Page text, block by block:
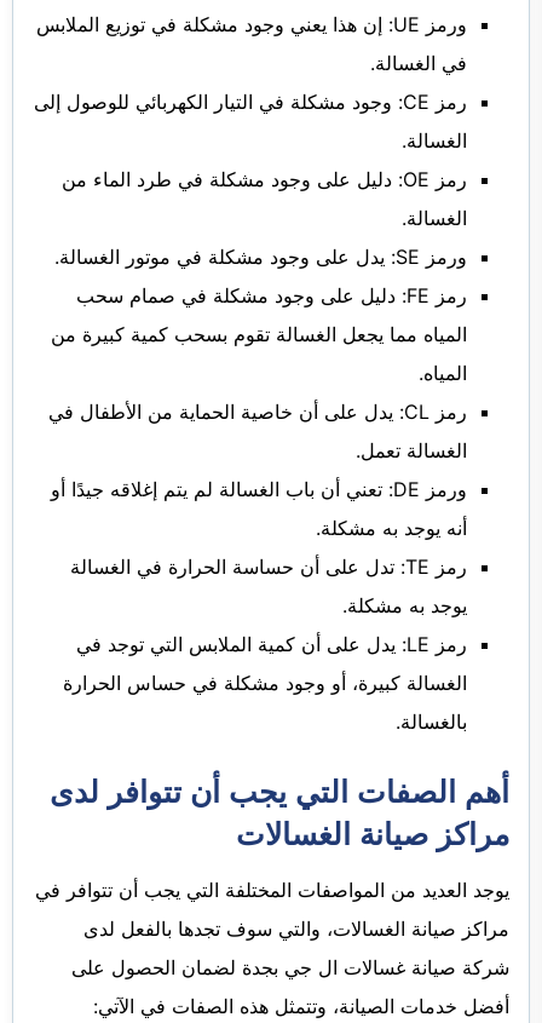
ورمز UE: إن هذا يعني وجود مشكلة في توزيع الملابس
في الغسالة.
رمز CE: وجود مشكلة في التيار الكهربائي للوصول إلى
الغسالة.
رمز OE: دليل على وجود مشكلة في طرد الماء من
الغسالة.
ورمز SE: يدل على وجود مشكلة في موتور الغسالة.
رمز FE: دليل على وجود مشكلة في صمام سحب
المياه مما يجعل الغسالة تقوم بسحب كمية كبيرة من
المياه.
رمز CL: يدل على أن خاصية الحماية من الأطفال في
الغسالة تعمل.
ورمز DE: تعني أن باب الغسالة لم يتم إغلاقه جيدًا أو
أنه يوجد به مشكلة.
رمز TE: تدل على أن حساسة الحرارة في الغسالة
يوجد به مشكلة.
رمز LE: يدل على أن كمية الملابس التي توجد في
الغسالة كبيرة، أو وجود مشكلة في حساس الحرارة
بالغسالة.
أهم الصفات التي يجب أن تتوافر لدى
مراكز صيانة الغسالات
يوجد العديد من المواصفات المختلفة التي يجب أن تتوافر في
مراكز صيانة الغسالات، والتي سوف تجدها بالفعل لدى
شركة صيانة غسالات ال جي بجدة لضمان الحصول على
أفضل خدمات الصيانة، وتتمثل هذه الصفات في الآتي: